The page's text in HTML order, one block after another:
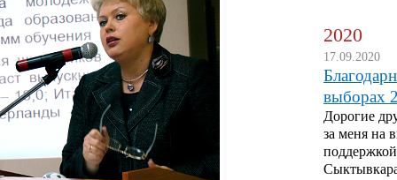
2020
17.09.2020
выборах
Дорогие
за меня на